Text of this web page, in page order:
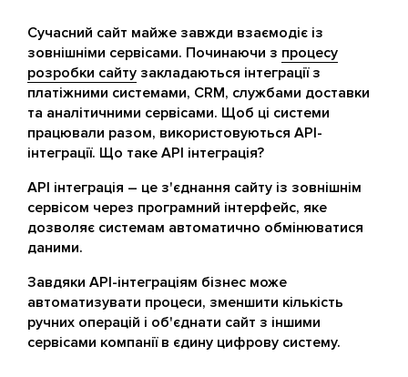
Сучасний сайт майже завжди взаємодіє із
зовнішніми сервісами. Починаючи з процесу
розробки сайту закладаються інтеграції з
платіжними системами, CRM, службами доставки
та аналітичними сервісами. Щоб ці системи
працювали разом, використовуються API-
інтеграції. Що таке API інтеграція?
API інтеграція – це з'єднання сайту із зовнішнім
сервісом через програмний інтерфейс, яке
дозволяє системам автоматично обмінюватися
даними.
Завдяки API-інтеграціям бізнес може
автоматизувати процеси, зменшити кількість
ручних операцій і об'єднати сайт з іншими
сервісами компанії в єдину цифрову систему.